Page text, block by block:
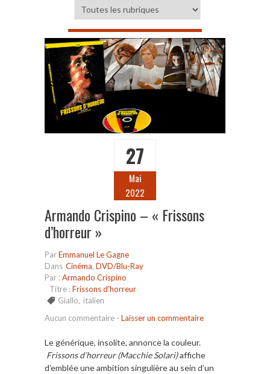
27
Mai
2022
Armando Crispino – « Frissons
d’horreur »
ParEmmanuel Le Gagne
Dans Cinéma, DVD/Blu-Ray
Par :Armando Crispino
Titre :Frissons d'horreur
Giallo, italien
Aucun commentaire - Laisser un commentaire
Le générique, insolite, annonce la couleur.
Frissons d’horreur (Macchie Solari)affiche
d’emblée une ambition singulière au sein d’un